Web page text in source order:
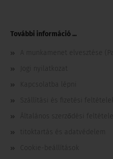
További információ ...
A munkamenet elvesztése
Jogi nyilatkozat
Kapcsolatba lépni
Szállítási és fizetési
Általános szerződési
titoktartás és adatvédelem
Cookie-beállítások